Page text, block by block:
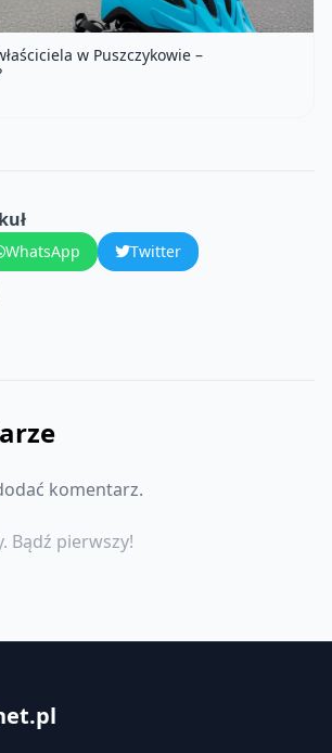
w Puszczykowie –
WhatsApp
Twitter
komentarz.
Bądź pierwszy!